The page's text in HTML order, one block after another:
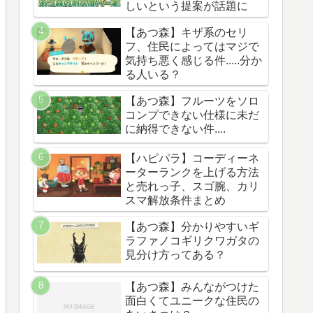
しいという提案が話題に
【あつ森】キザ系のセリ
フ、住民によってはマジで
気持ち悪く感じる件.....分か
る人いる？
【あつ森】フルーツをソロ
コンプできない仕様に未だ
に納得できない件....
【ハピパラ】コーディーネ
ーターランクを上げる方法
と売れっ子、スゴ腕、カリ
スマ解放条件まとめ
【あつ森】分かりやすいギ
ラファノコギリクワガタの
見分け方ってある？
【あつ森】みんながつけた
面白くてユニークな住民の